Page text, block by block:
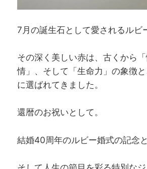
7月の誕生石として愛されるルビ
その深く美しい赤は、古くから
情」、そして「生命力」の象徴
に選ばれてきました。
還暦のお祝いとして。
結婚40周年のルビー婚式の記念と